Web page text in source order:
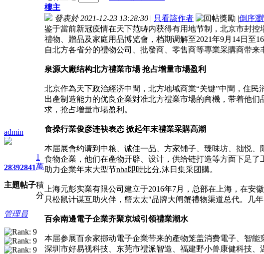
admin
2839
主題
2841
帖子
1
萬
積
分
管理員
樓主
發表於 2021-12-23 13:28:30 | 只看該作者 |倒序
鉴于當前新冠疫情在天下范畴内获得有用地节制，北京市封控
禮物、贈品及家庭用品博览會，档期调解至2021年9月14日至
自北方各省分的禮物公司、批發商、零售商等專業采購商带来
泉源大廠结构北方禮業市場 抢占增量市場盈利
北京作為天下政治經济中間，北方地域商業“关键”中間，住
出產制造能力的优良企業對准北方禮業市場的商機，带着他
求，抢占增量市場盈利。
食操行業俊彦连袂表态 掀起年末禮業采購高潮
本届展會约请到中粮、诚佳一品、方家铺子、臻味坊、拙悦
食物企業，他们在產物开辟、设计，供给链打造等方面下足
助力企業年末大型节nba即時比分,沐日集采团購。
上海元彭实業有限公司建立于2016年7月，总部在上海，在
只松鼠计谋互助火伴，蟹太太"品牌大闸蟹禮物渠道总代。几
百余南邊電子企業齐聚京城引领禮業潮水
本届参展百余家挪动電子企業带来的產物笼盖消费電子、智能
深圳市好易视科技、东莞市禮派智造、福建野小兽康健科技